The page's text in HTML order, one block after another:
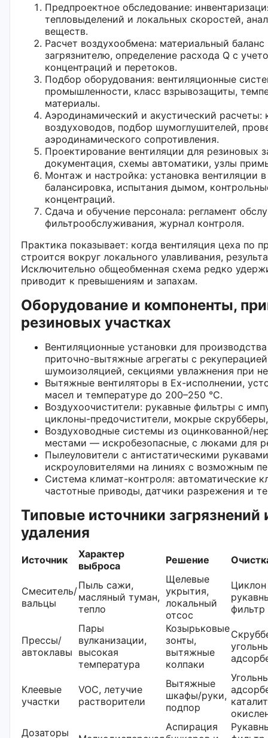
Предпроектное обследование:
тепловыделений и локальных скоростей,
веществ.
Расчет воздухообмена: материальный
загрязнителю, определение расхода Q с
концентраций и перетоков.
Подбор оборудования: вентиляционные
промышленности, класс взрывозащиты,
материалы.
Аэродинамический и акустический расчеты:
воздуховодов, подбор шумоглушителей,
аэродинамического сопротивления.
Проектирование вентиляции для резиновых
документация, схемы автоматики, узлы
Монтаж и настройка: установка вентиляции
балансировка, испытания дымом,
концентраций.
Сдача и обучение персонала: регламент
фильтрообслуживания, журнал контроля.
Практика показывает: когда вентиляция цеха по
строится вокруг локального улавливания,
Исключительно общеобменная схема редко
приводит к превышениям и запахам.
Оборудование и компоненты,
резиновых участках
Вентиляционные установки для
приточно-вытяжные агрегаты с
шумоизоляцией, секциями увлажнения при
Вытяжные вентиляторы в Ex-исполнении,
масел и температуре до 200–250 °C.
Воздухоочистители: рукавные фильтры с
циклоны-предочистители, мокрые
Воздуховодные системы из оцинкованной/
местами — искробезопасные, с люками для
Пылеуловители с антистатическими
искроуловителями на линиях с возможным
Система климат-контроля: автоматические
частотные приводы, датчики разрежения и
Типовые источники
удаления
Источник
Характер
выброса
Решение
Смеситель/
вальцы
Пыль сажи,
масляный туман,
тепло
Щелевые
укрытия,
локальный
отсос
фильтр
Прессы/
автоклавы
Пары
вулканизации,
высокая
температура
Козырьковые
зонты,
вытяжные
колпаки
Клеевые
участки
VOC, летучие
растворители
Вытяжные
шкафы/руки,
подпор
Дозаторы
Аспирация